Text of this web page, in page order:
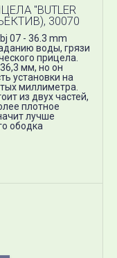
"BUTLER
30070
07 - 36.3 mm
воды, грязи
прицела.
мм, но он
установки на
миллиметра.
из двух частей,
плотное
лучше
ободка